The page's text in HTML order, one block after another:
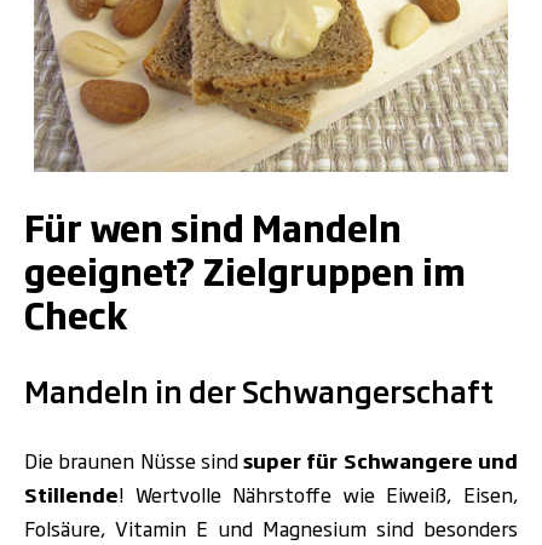
Für wen sind Mandeln
geeignet? Zielgruppen im
Check
Mandeln in der Schwangerschaft
Die braunen Nüsse sindsuper für Schwangere und
Stillende! Wertvolle Nährstoffe wie Eiweiß, Eisen,
Folsäure, Vitamin E und Magnesium sind besonders